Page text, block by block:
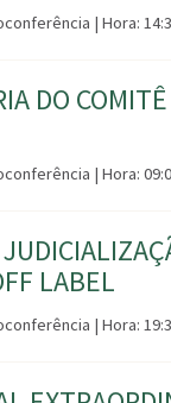
| Hora:
DO
| Hora:
LABEL
| Hora: